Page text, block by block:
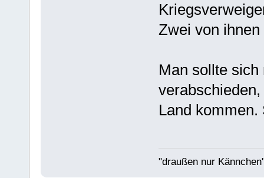
Zwei von
Man sollte
Land
"draußen nur